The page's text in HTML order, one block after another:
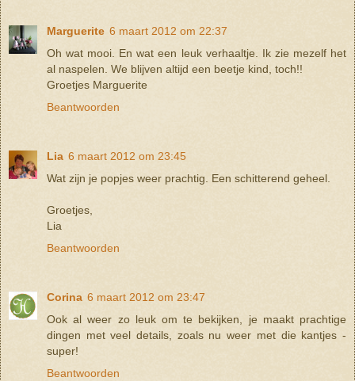
Marguerite 6 maart 2012 om 22:37
Oh wat mooi. En wat een leuk verhaaltje. Ik zie mezelf het
al naspelen. We blijven altijd een beetje kind, toch!!
Groetjes Marguerite
Beantwoorden
Lia 6 maart 2012 om 23:45
Wat zijn je popjes weer prachtig. Een schitterend geheel.
Groetjes,
Lia
Beantwoorden
Corina 6 maart 2012 om 23:47
Ook al weer zo leuk om te bekijken, je maakt prachtige
dingen met veel details, zoals nu weer met die kantjes -
super!
Beantwoorden